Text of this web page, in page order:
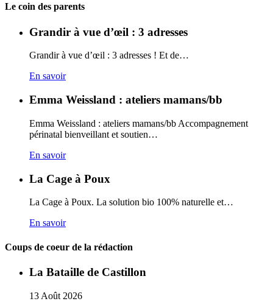
Carto
Le coin des parents
Grandir à vue d’œil : 3 adresses
Grandir à vue d’œil : 3 adresses ! Et de…
En savoir
Emma Weissland : ateliers mamans/bb
Emma Weissland : ateliers mamans/bb Accompagnement
périnatal bienveillant et soutien…
En savoir
La Cage à Poux
La Cage à Poux. La solution bio 100% naturelle et…
En savoir
Coups de coeur de la rédaction
La Bataille de Castillon
13 Août 2026